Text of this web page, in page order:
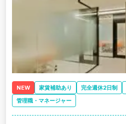
NEW 家賃補助あり 完全週休2日制
管理職・マネージャー